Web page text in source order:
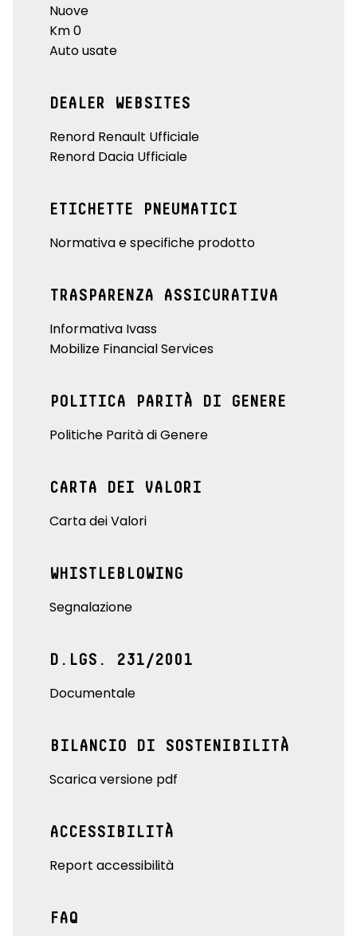
Nuove
Km 0
Auto usate
DEALER WEBSITES
Renord Renault Ufficiale
Renord Dacia Ufficiale
ETICHETTE PNEUMATICI
Normativa e specifiche prodotto
TRASPARENZA ASSICURATIVA
Informativa Ivass
Mobilize Financial Services
POLITICA PARITÀ DI GENERE
Politiche Parità di Genere
CARTA DEI VALORI
Carta dei Valori
WHISTLEBLOWING
Segnalazione
D.LGS. 231/2001
Documentale
BILANCIO DI SOSTENIBILITÀ
Scarica versione pdf
ACCESSIBILITÀ
Report accessibilità
FAQ